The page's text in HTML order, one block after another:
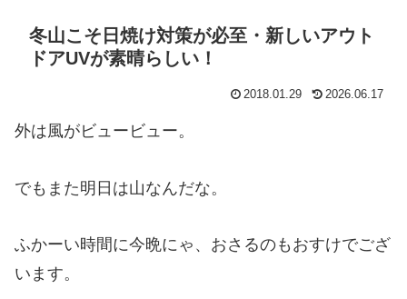
冬山こそ日焼け対策が必至・新しいアウト
ドアUVが素晴らしい！
2018.01.29 2026.06.17
外は風がビュービュー。
でもまた明日は山なんだな。
ふかーい時間に今晩にゃ、おさるのもおすけでござ
います。